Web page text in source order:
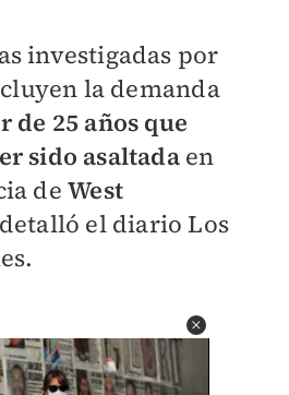
investigadas por
la demanda
de 25 años que
sido asaltadaen
deWest
el diario Los